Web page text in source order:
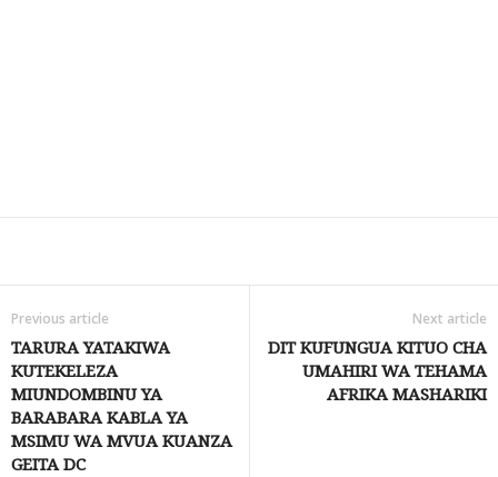
Previous article
TARURA YATAKIWA
KUTEKELEZA
MIUNDOMBINU YA
BARABARA KABLA YA
MSIMU WA MVUA KUANZA
GEITA DC
Next article
DIT KUFUNGUA KITUO CHA
UMAHIRI WA TEHAMA
AFRIKA MASHARIKI